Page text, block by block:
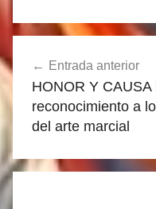
de
entradas
Entrada anterior
HONOR Y
reconocimiento a
del arte marcial